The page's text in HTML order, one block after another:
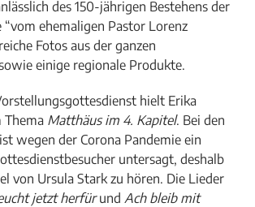
des 150-jährigen Bestehens der
“vom ehemaligen Pastor Lorenz
Fotos aus der ganzen
einige regionale Produkte.
hielt Erika
Thema Matthäus im 4. Kapitel. Bei den
wegen der Corona Pandemie ein
untersagt, deshalb
von Ursula Stark zu hören. Die Lieder
jetzt herfürundAch bleib mit